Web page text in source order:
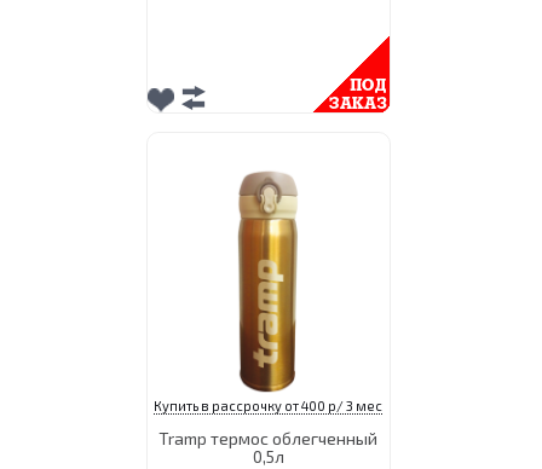
Купить в рассрочку от 400 р/ 3 мес
Tramp термос облегченный
0,5л